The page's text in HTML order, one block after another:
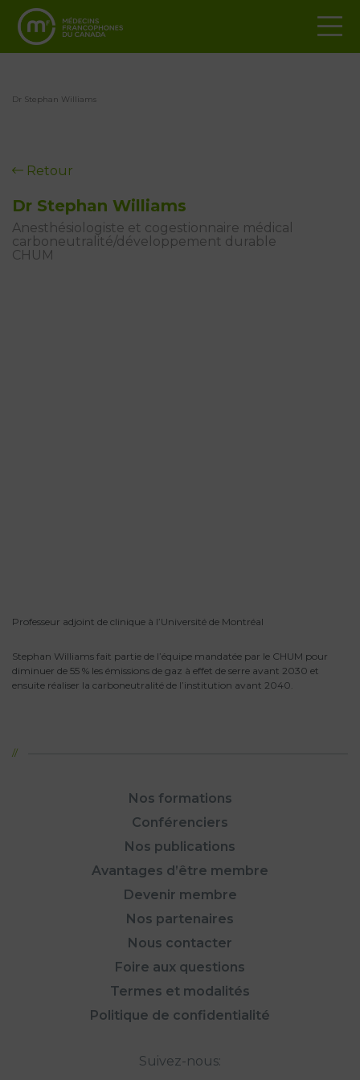
Dr Stephan Williams
Retour
Dr Stephan Williams
Anesthésiologiste et cogestionnaire médical
carboneutralité/développement durable
CHUM
Professeur adjoint de clinique à l’Université de Montréal
Stephan Williams fait partie de l’équipe mandatée par le CHUM pour
diminuer de 55 % les émissions de gaz à effet de serre avant 2030 et
ensuite réaliser la carboneutralité de l’institution avant 2040.
Nos formations
Conférenciers
Nos publications
Avantages d’être membre
Devenir membre
Nos partenaires
Nous contacter
Foire aux questions
Termes et modalités
Politique de confidentialité
Suivez-nous: